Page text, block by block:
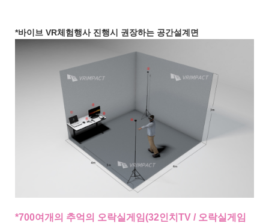
*바이브 VR체험행사 진행시 권장하는 공간설계면
*700여개의 추억의 오락실게임(32인치TV / 오락실게임